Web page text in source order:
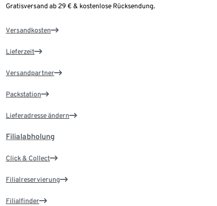
Gratisversand ab 29 € & kostenlose Rücksendung.
Versandkosten
Lieferzeit
Versandpartner
Packstation
Lieferadresse ändern
Filialabholung
Click & Collect
Filialreservierung
Filialfinder